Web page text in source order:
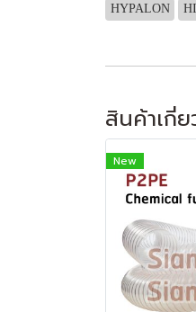
HYPALON
สินค้าเกี่
New